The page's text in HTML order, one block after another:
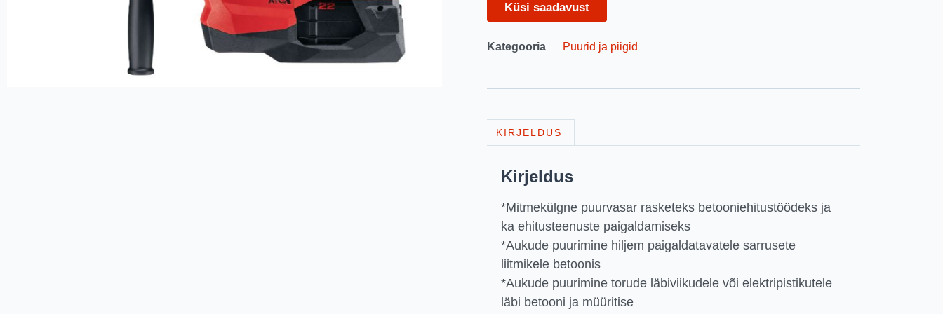
Küsi saadavust
Kategooria Puurid ja piigid
KIRJELDUS
Kirjeldus
*Mitmekülgne puurvasar rasketeks betooniehitustöödeks ja
ka ehitusteenuste paigaldamiseks
*Aukude puurimine hiljem paigaldatavatele sarrusete
liitmikele betoonis
*Aukude puurimine torude läbiviikudele või elektripistikutele
läbi betooni ja müüritise